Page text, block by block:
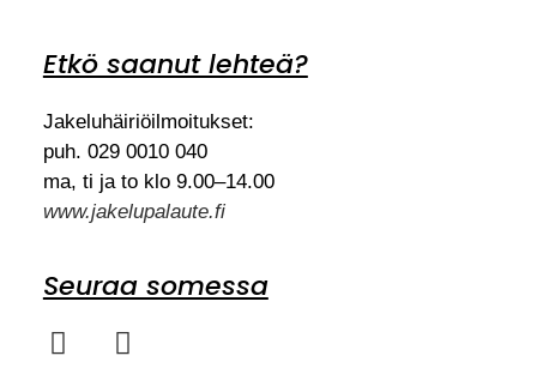
Etkö saanut lehteä?
Jakeluhäiriöilmoitukset:
puh. 029 0010 040
ma, ti ja to klo 9.00–14.00
www.jakelupalaute.fi
Seuraa somessa